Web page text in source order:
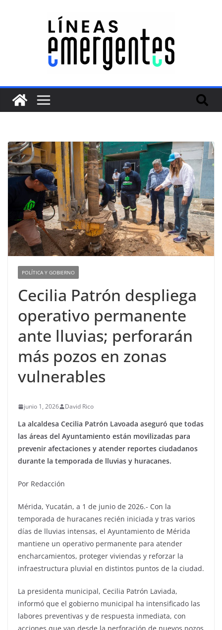
POLÍTICA Y GOBIERNO
Cecilia Patrón despliega
operativo permanente
ante lluvias; perforarán
más pozos en zonas
vulnerables
junio 1, 2026 David Rico
La alcaldesa Cecilia Patrón Lavoada aseguró que todas
las áreas del Ayuntamiento están movilizadas para
prevenir afectaciones y atender reportes ciudadanos
durante la temporada de lluvias y huracanes.
Por Redacción
Mérida, Yucatán, a 1 de junio de 2026.- Con la
temporada de huracanes recién iniciada y tras varios
días de lluvias intensas, el Ayuntamiento de Mérida
mantiene un operativo permanente para atender
encharcamientos, proteger viviendas y reforzar la
infraestructura pluvial en distintos puntos de la ciudad.
La presidenta municipal, Cecilia Patrón Laviada,
informó que el gobierno municipal ha intensificado las
labores preventivas y de respuesta inmediata, con